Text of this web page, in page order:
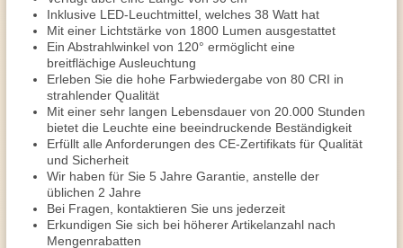
Inklusive LED-Leuchtmittel, welches 38 Watt hat
Mit einer Lichtstärke von 1800 Lumen ausgestattet
Ein Abstrahlwinkel von 120° ermöglicht eine
breitflächige Ausleuchtung
Erleben Sie die hohe Farbwiedergabe von 80 CRI in
strahlender Qualität
Mit einer sehr langen Lebensdauer von 20.000 Stunden
bietet die Leuchte eine beeindruckende Beständigkeit
Erfüllt alle Anforderungen des CE-Zertifikats für Qualität
und Sicherheit
Wir haben für Sie 5 Jahre Garantie, anstelle der
üblichen 2 Jahre
Bei Fragen, kontaktieren Sie uns jederzeit
Erkundigen Sie sich bei höherer Artikelanzahl nach
Mengenrabatten